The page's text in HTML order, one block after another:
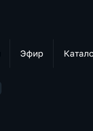
Эфир